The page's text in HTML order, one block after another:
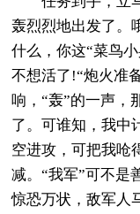
轰烈烈地出发了。
什么，你这“菜鸟
不想活了!“炮火准
响，“轰”的一声，
了。可谁知，我中
空进攻，可把我呛
减。“我军”可不是
惊恐万状，敌军人